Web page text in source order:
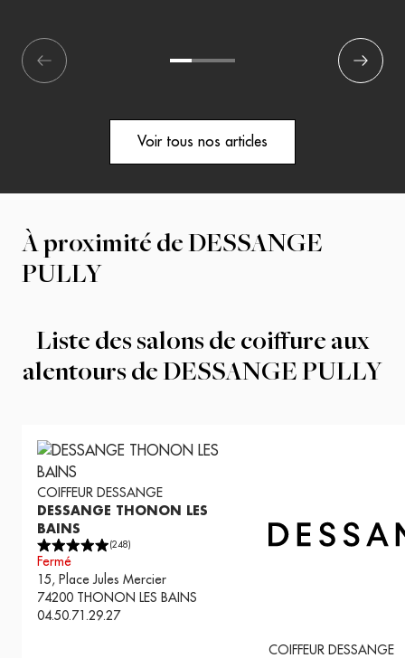
Suivant
Voir tous nos articles
À proximité de DESSANGE
PULLY
Liste des salons de coiffure aux
alentours de DESSANGE PULLY
COIFFEUR DESSANGE
DESSANGE THONON LES
BAINS
(248)
Fermé
15, Place Jules Mercier
74200 THONON LES BAINS
04.50.71.29.27
COIFFEUR DESSANGE